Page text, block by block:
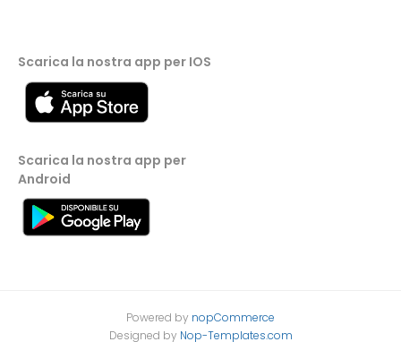
Scarica la nostra app per IOS
Scarica la nostra app per
Android
Powered by nopCommerce
Designed by Nop-Templates.com